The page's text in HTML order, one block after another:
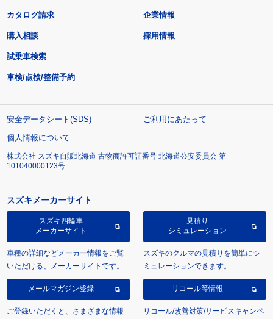
カタログ請求
購入相談
試乗車検索
車検/点検/整備予約
企業情報
採用情報
安全データシート(SDS)
ご利用にあたって
個人情報について
株式会社 スズキ自販北海道 古物商許可証番号 北海道公安委員会 第
101040000123号
スズキメーカーサイト
スズキ四輪車
メーカーサイト
車種の詳細などメーカー情報をご覧
いただける、メーカーサイトです。
見積り
シミュレーション
スズキのクルマの見積りを簡単にシ
ミュレーションできます。
メールマガジン登録
ご登録いただくと、さまざまな情報
リコール等情報
リコール/改善対策/サービスキャンペ